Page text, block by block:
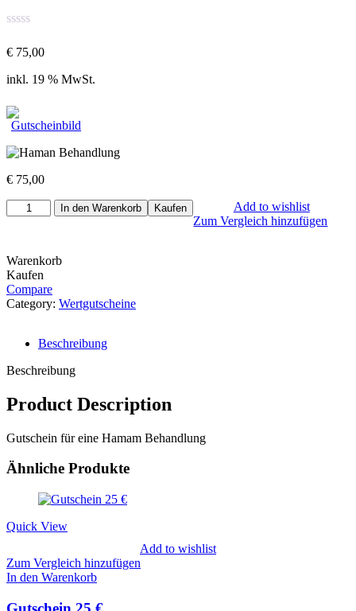
€ 75,00
inkl. 19 % MwSt.
€ 75,00
In den Warenkorb Kaufen
Add to wishlist
Zum Vergleich hinzufügen
Warenkorb
Kaufen
Compare
Category: Wertgutscheine
Beschreibung
Beschreibung
Product Description
Gutschein für eine Hamam Behandlung
Ähnliche Produkte
Quick View
Add to wishlist
Zum Vergleich hinzufügen
In den Warenkorb